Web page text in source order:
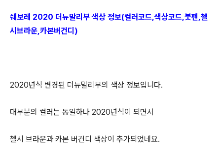
쉐보레 2020 더뉴말리부 색상 정보(컬러코드,색상코드,붓펜,첼
시브라운,카본버건디)
2020년식 변경된 더뉴말리부의 색상 정보입니다.
대부분의 컬러는 동일하나 2020년식이 되면서
첼시 브라운과 카본 버건디 색상이 추가되었네요.